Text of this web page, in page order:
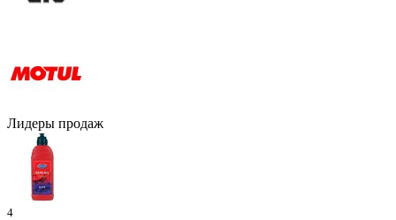
Лидеры продаж
4